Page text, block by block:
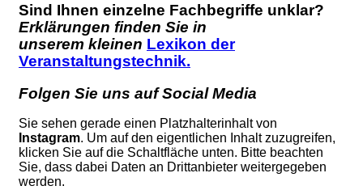
Sind Ihnen einzelne Fachbegriffe unklar?
Erklärungen finden Sie in
unserem kleinen Lexikon der
Veranstaltungstechnik.
Folgen Sie uns auf Social Media
Sie sehen gerade einen Platzhalterinhalt von
Instagram. Um auf den eigentlichen Inhalt zuzugreifen,
klicken Sie auf die Schaltfläche unten. Bitte beachten
Sie, dass dabei Daten an Drittanbieter weitergegeben
werden.